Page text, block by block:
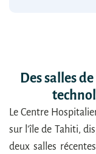
Des salles
Le Centre
sur l'île de Tahiti,
deux salles